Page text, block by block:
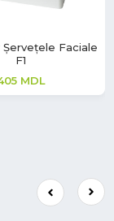
Șervețele Faciale
F1
MDL